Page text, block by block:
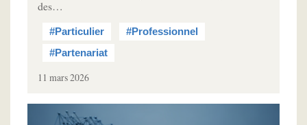
des…
#Particulier
#Professionnel
#Partenariat
11 mars 2026